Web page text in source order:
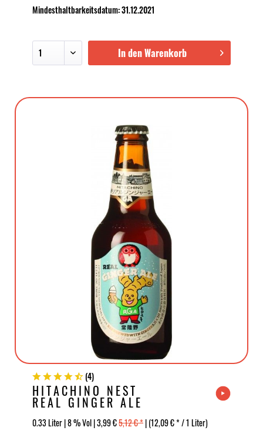
Mindesthaltbarkeitsdatum: 31.12.2021
In den Warenkorb
(4)
HITACHINO NEST
REAL GINGER ALE
0.33 Liter | 8 % Vol | 3,99 €5,12 € *| (12,09 € * / 1 Liter)